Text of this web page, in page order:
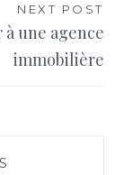
NEXT POST
une agence
immobilière